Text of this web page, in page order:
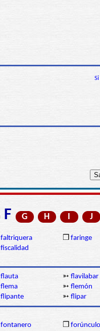
F G H I J
faltriquera ❒ faringe
fiscalidad
flauta ➳ flavilabar
flema ➳ flemón
flipante ➳ flipar
fontanero ❒ forúnculo